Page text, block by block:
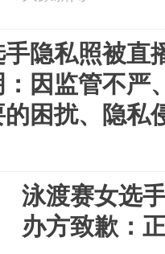
隐私照被直
因监管不严
困扰、隐私
泳渡赛女选
办方致歉：